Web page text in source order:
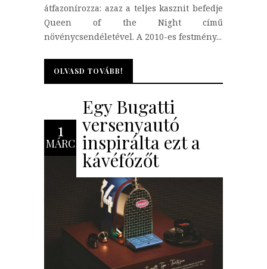
átfazonírozza: azaz a teljes kasznit befedje
Queen of the Night című
növénycsendéletével. A 2010-es festmény...
OLVASD TOVÁBB!
OLVASD TOVÁBB!
1
MÁRC
Egy Bugatti
versenyautó
inspirálta ezt a
kávéfőzőt